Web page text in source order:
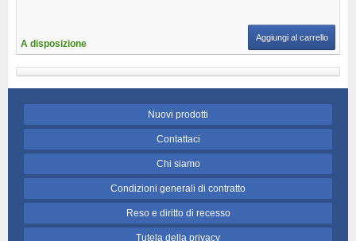
A disposizione
Aggiungi al carrello
Nuovi prodotti
Contattaci
Chi siamo
Condizioni generali di contratto
Reso e diritto di recesso
Tutela della privacy